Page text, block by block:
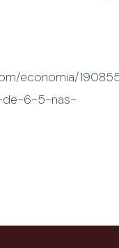
economia/
de-6-5-nas-